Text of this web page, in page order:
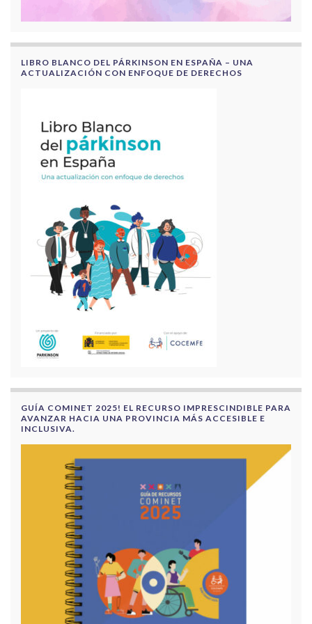
LIBRO BLANCO DEL PÁRKINSON EN ESPAÑA – UNA
ACTUALIZACIÓN CON ENFOQUE DE DERECHOS
GUÍA COMINET 2025! EL RECURSO IMPRESCINDIBLE PARA
AVANZAR HACIA UNA PROVINCIA MÁS ACCESIBLE E
INCLUSIVA.